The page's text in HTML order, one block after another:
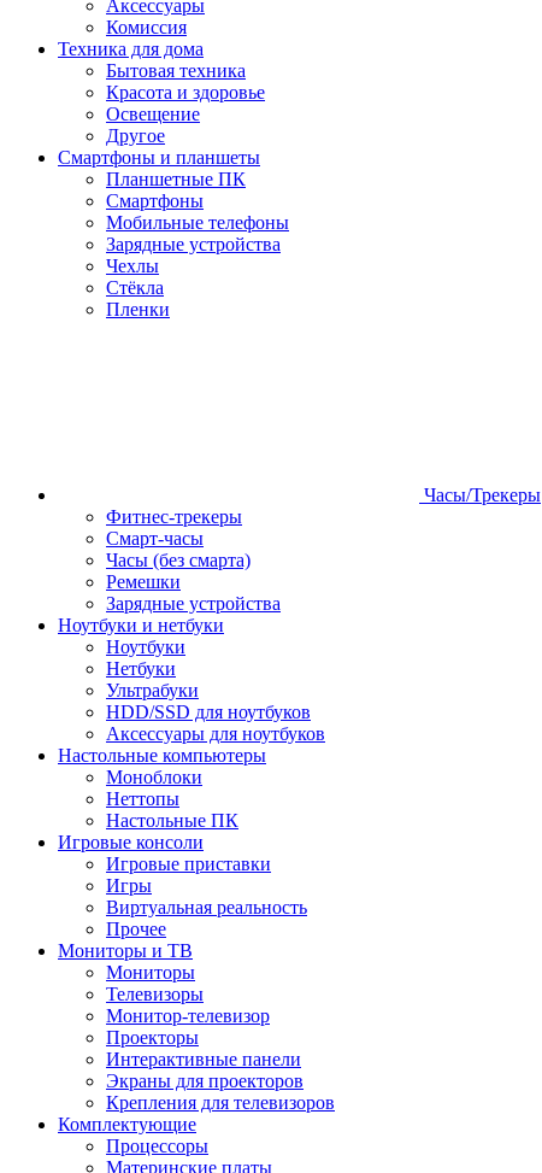
Аксессуары
Комиссия
Техника для дома
Бытовая техника
Красота и здоровье
Освещение
Другое
Смартфоны и планшеты
Планшетные ПК
Смартфоны
Мобильные телефоны
Зарядные устройства
Чехлы
Стёкла
Пленки
Часы/Трекеры
Фитнес-трекеры
Смарт-часы
Часы (без смарта)
Ремешки
Зарядные устройства
Ноутбуки и нетбуки
Ноутбуки
Нетбуки
Ультрабуки
HDD/SSD для ноутбуков
Аксессуары для ноутбуков
Настольные компьютеры
Моноблоки
Неттопы
Настольные ПК
Игровые консоли
Игровые приставки
Игры
Виртуальная реальность
Прочее
Мониторы и ТВ
Мониторы
Телевизоры
Монитор-телевизор
Проекторы
Интерактивные панели
Экраны для проекторов
Крепления для телевизоров
Комплектующие
Процессоры
Материнские платы